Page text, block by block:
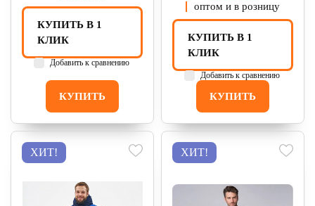
КУПИТЬ
КУПИТЬ В 1
КЛИК
Добавить к сравнению
оптом и в розницу
КУПИТЬ
КУПИТЬ В 1
КЛИК
Добавить к сравнению
ХИТ! ХИТ!